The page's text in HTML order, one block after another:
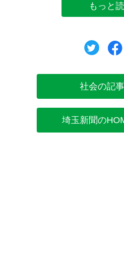
もっと
ツイ
社会の記
埼玉新聞の